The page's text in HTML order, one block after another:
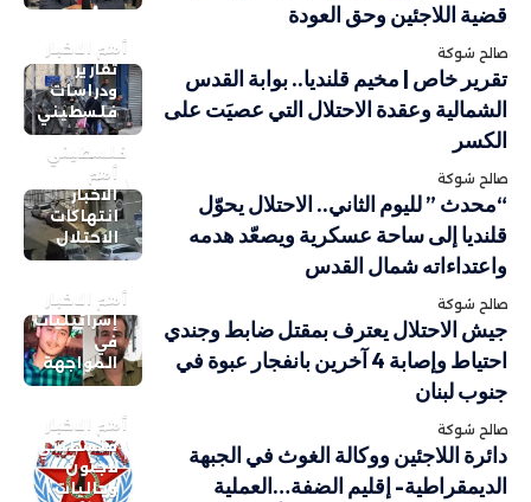
قضية اللاجئين وحق العودة
صالح شوكة
أهم الاخبار
تقارير
ودراسات
فلسطيني
تقرير خاص | مخيم قلنديا.. بوابة القدس
الشمالية وعقدة الاحتلال التي عصيَت على
الكسر
صالح شوكة
فلسطيني
أهم
الاخبار
انتهاكات
الاحتلال
“محدث ” لليوم الثاني.. الاحتلال يحوّل
قلنديا إلى ساحة عسكرية ويصعّد هدمه
واعتداءاته شمال القدس
صالح شوكة
أهم الاخبار
إسرائيليات
في
المواجهة
جيش الاحتلال يعترف بمقتل ضابط وجندي
احتياط وإصابة 4 آخرين بانفجار عبوة في
جنوب لبنان
صالح شوكة
أهم الاخبار
فلسطيني
لاجئون
وجاليات
دائرة اللاجئين ووكالة الغوث في الجبهة
الديمقراطية- إقليم الضفة…العملية